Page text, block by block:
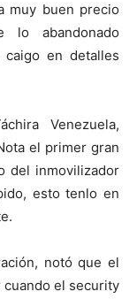
muy buen precio
abandonado
en detalles
Venezuela,
el primer gran
del inmovilizador
esto tenlo en
notó que el
cuando el security